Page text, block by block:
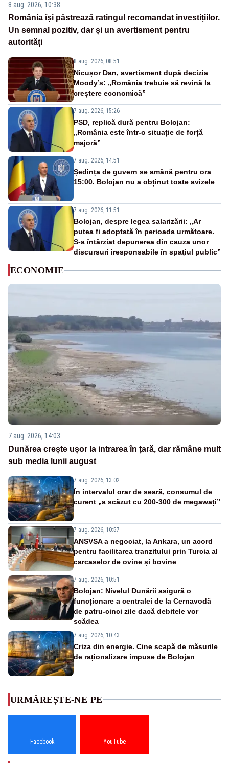
8 aug. 2026, 10:38
România își păstrează ratingul recomandat investițiilor.
Un semnal pozitiv, dar și un avertisment pentru
autorități
8 aug. 2026, 08:51
Nicușor Dan, avertisment după decizia
Moody’s: „România trebuie să revină la
creștere economică”
7 aug. 2026, 15:26
PSD, replică dură pentru Bolojan:
„România este într-o situație de forță
majoră”
7 aug. 2026, 14:51
Ședința de guvern se amână pentru ora
15:00. Bolojan nu a obținut toate avizele
7 aug. 2026, 11:51
Bolojan, despre legea salarizării: „Ar
putea fi adoptată în perioada următoare.
S-a întârziat depunerea din cauza unor
discursuri iresponsabile în spaţiul public”
ECONOMIE
7 aug. 2026, 14:03
Dunărea crește ușor la intrarea în țară, dar rămâne mult
sub media lunii august
7 aug. 2026, 13:02
În intervalul orar de seară, consumul de
curent „a scăzut cu 200-300 de megawați”
7 aug. 2026, 10:57
ANSVSA a negociat, la Ankara, un acord
pentru facilitarea tranzitului prin Turcia al
carcaselor de ovine și bovine
7 aug. 2026, 10:51
Bolojan: Nivelul Dunării asigură o
funcționare a centralei de la Cernavodă
de patru-cinci zile dacă debitele vor
scădea
7 aug. 2026, 10:43
Criza din energie. Cine scapă de măsurile
de raționalizare impuse de Bolojan
URMĂREȘTE-NE PE
Facebook YouTube